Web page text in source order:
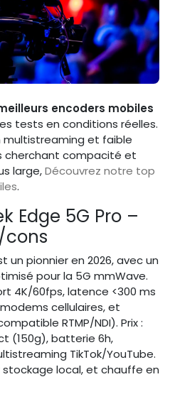
encoders mobiles
tests en conditions réelles.
multistreaming et faible
cherchant compacité et
large,Découvrez notre top
.
Edge 5G Pro –
cons
un pionnier en 2026, avec un
pour la 5G mmWave.
4K/60fps, latence <300 ms
cellulaires, et
RTMP/NDI). Prix :
(150g), batterie 6h,
TikTok/YouTube.
stockage local, et chauffe en